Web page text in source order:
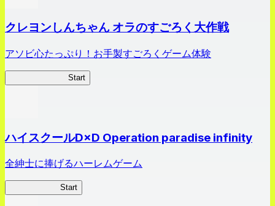
クレヨンしんちゃん オラのすごろく大作戦
アソビ心たっぷり！お手製すごろくゲーム体験
Start
ハイスクールD×D Operation paradise infinity
全紳士に捧げるハーレムゲーム
Start